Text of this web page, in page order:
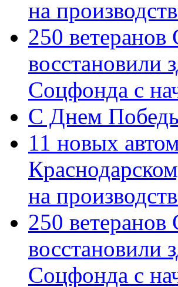
на
250
восстановили
Соцфонда с
С Днем
11 новых
на
250
восстановили
Соцфонда с